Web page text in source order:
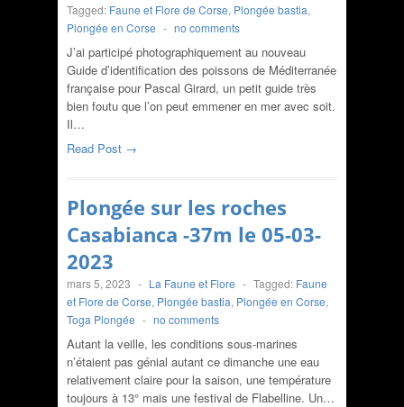
Tagged: Faune et Flore de Corse, Plongée bastia,
Plongée en Corse - no comments
J’ai participé photographiquement au nouveau
Guide d’identification des poissons de Méditerranée
française pour Pascal Girard, un petit guide très
bien foutu que l’on peut emmener en mer avec soit.
Il…
Read Post →
Plongée sur les roches
Casabianca -37m le 05-03-
2023
mars 5, 2023 - La Faune et Flore - Tagged: Faune
et Flore de Corse, Plongée bastia, Plongée en Corse,
Toga Plongée - no comments
Autant la veille, les conditions sous-marines
n’étaient pas génial autant ce dimanche une eau
relativement claire pour la saison, une température
toujours à 13° mais une festival de Flabelline. Un…